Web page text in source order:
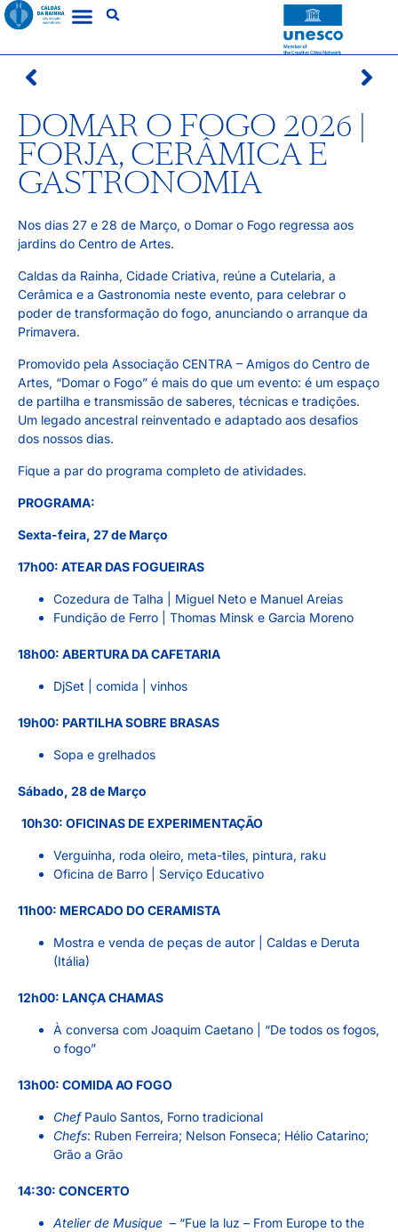
DOMAR O FOGO 2026 |
FORJA, CERÂMICA E
GASTRONOMIA
Nos dias 27 e 28 de Março, o Domar o Fogo regressa aos
jardins do Centro de Artes.
Caldas da Rainha, Cidade Criativa, reúne a Cutelaria, a
Cerâmica e a Gastronomia neste evento, para celebrar o
poder de transformação do fogo, anunciando o arranque da
Primavera.
Promovido pela Associação CENTRA – Amigos do Centro de
Artes, “Domar o Fogo” é mais do que um evento: é um espaço
de partilha e transmissão de saberes, técnicas e tradições.
Um legado ancestral reinventado e adaptado aos desafios
dos nossos dias.
Fique a par do programa completo de atividades.
PROGRAMA:
Sexta-feira, 27 de Março
17h00: ATEAR DAS FOGUEIRAS
Cozedura de Talha | Miguel Neto e Manuel Areias
Fundição de Ferro | Thomas Minsk e Garcia Moreno
18h00: ABERTURA DA CAFETARIA
DjSet | comida | vinhos
19h00: PARTILHA SOBRE BRASAS
Sopa e grelhados
Sábado, 28 de Março
10h30: OFICINAS DE EXPERIMENTAÇÃO
Verguinha, roda oleiro, meta-tiles, pintura, raku
Oficina de Barro | Serviço Educativo
11h00: MERCADO DO CERAMISTA
Mostra e venda de peças de autor | Caldas e Deruta
(Itália)
12h00: LANÇA CHAMAS
À conversa com Joaquim Caetano | “De todos os fogos,
o fogo”
13h00: COMIDA AO FOGO
ChefPaulo Santos, Forno tradicional
Chefs: Ruben Ferreira; Nelson Fonseca; Hélio Catarino;
Grão a Grão
14:30: CONCERTO
Atelier de Musique – “Fue la luz – From Europe to the